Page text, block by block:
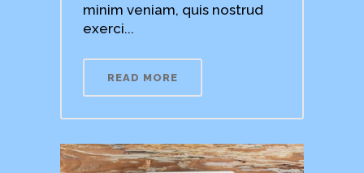
minim veniam, quis nostrud
exerci...
READ MORE